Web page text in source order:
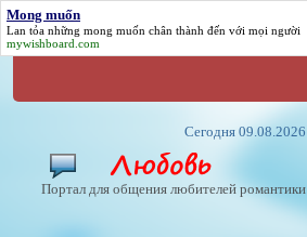
Mong muốn
Lan tỏa những mong muốn chân thành đến với mọi người
mywishboard.com
Сегодня 09.08.2026
Портал для общения любителей романтики